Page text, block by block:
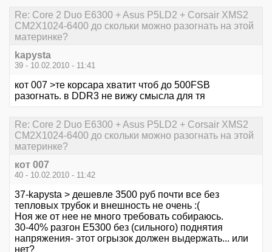
Re: Core 2 Duo E6300 + Asus P5LD2 + Corsair XMS2
CM2X1024-6400 до скольки можно разогнать на этой
материнке?
kapysta
39 - 10.02.2010 - 11:41
кот 007 >те корсара хватит чтоб до 500FSB
разогнать. в DDR3 не вижу смысла для тя
Re: Core 2 Duo E6300 + Asus P5LD2 + Corsair XMS2
CM2X1024-6400 до скольки можно разогнать на этой
материнке?
кот 007
40 - 10.02.2010 - 11:42
37-kapysta > дешевле 3500 руб почти все без
тепловых трубок и внешность не очень :(
Ноя же от нее не много требовать собираюсь.
30-40% разгон Е5300 без (сильного) поднятия
напряжения- этот огрызок должен выдержать... или
нет?